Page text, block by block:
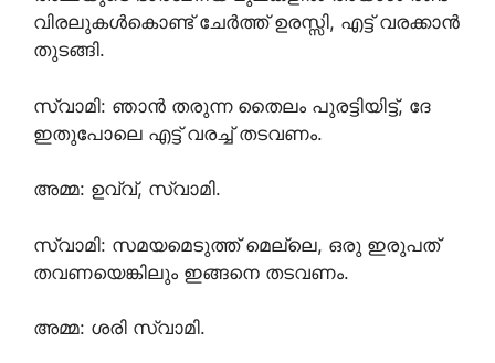
വിരലുകൾകൊണ്ട് ചേർത്ത് ഉരസ്സി, എട്ട് വരക്കാൻ
തുടങ്ങി.
സ്വാമി: ഞാൻ തരുന്ന തൈലം പുരട്ടിയിട്ട്, ദേ
ഇതുപോലെ എട്ട് വരച്ച് തടവണം.
അമ്മ: ഉവ്വ്, സ്വാമി.
സ്വാമി: സമയമെടുത്ത് മെല്ലെ, ഒരു ഇരുപത്
തവണയെങ്കിലും ഇങ്ങനെ തടവണം.
അമ്മ: ശരി സ്വാമി.